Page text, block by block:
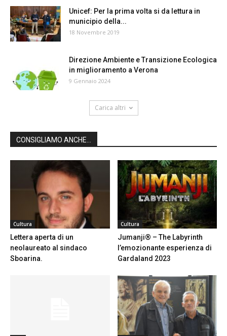
Unicef: Per la prima volta si da lettura in
municipio della...
18 Novembre 2019
Direzione Ambiente e Transizione Ecologica
in miglioramento a Verona
9 Gennaio 2024
Carica altri
CONSIGLIAMO ANCHE...
Cultura
Lettera aperta di un
neolaureato al sindaco
Sboarina.
Cultura
Jumanji® – The Labyrinth
l’emozionante esperienza di
Gardaland 2023